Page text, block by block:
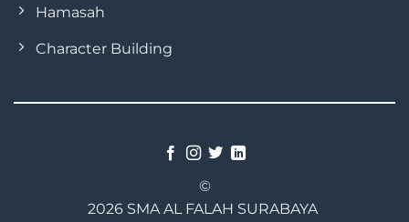
Hamasah
Character Building
©
2026 SMA AL FALAH SURABAYA